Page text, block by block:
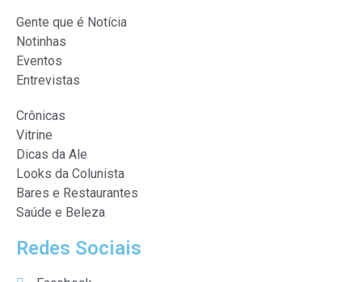
Gente que é Notícia
Notinhas
Eventos
Entrevistas
Crônicas
Vitrine
Dicas da Ale
Looks da Colunista
Bares e Restaurantes
Saúde e Beleza
Redes Sociais